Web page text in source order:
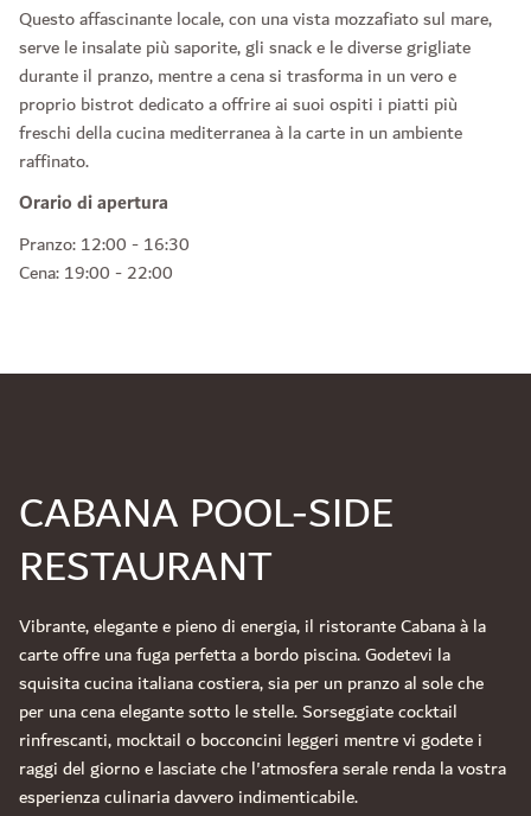
Questo affascinante locale, con una vista mozzafiato sul mare,
serve le insalate più saporite, gli snack e le diverse grigliate
durante il pranzo, mentre a cena si trasforma in un vero e
proprio bistrot dedicato a offrire ai suoi ospiti i piatti più
freschi della cucina mediterranea à la carte in un ambiente
raffinato.
Orario di apertura
Pranzo: 12:00 - 16:30
Cena: 19:00 - 22:00
CABANA POOL-SIDE
RESTAURANT
Vibrante, elegante e pieno di energia, il ristorante Cabana à la
carte offre una fuga perfetta a bordo piscina. Godetevi la
squisita cucina italiana costiera, sia per un pranzo al sole che
per una cena elegante sotto le stelle. Sorseggiate cocktail
rinfrescanti, mocktail o bocconcini leggeri mentre vi godete i
raggi del giorno e lasciate che l'atmosfera serale renda la vostra
esperienza culinaria davvero indimenticabile.